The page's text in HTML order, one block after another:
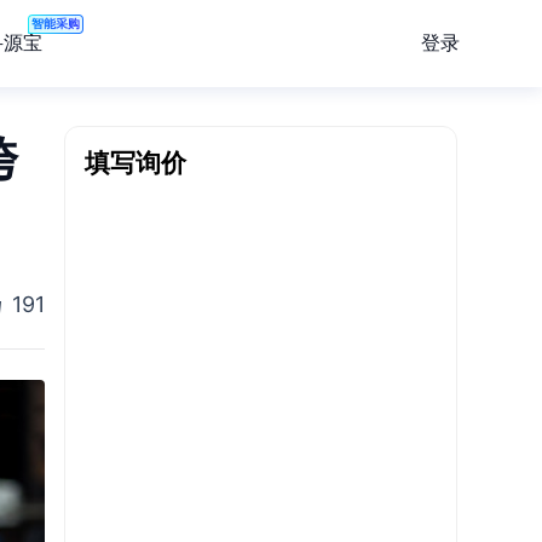
宝
智能采购
登录
191
填写询价